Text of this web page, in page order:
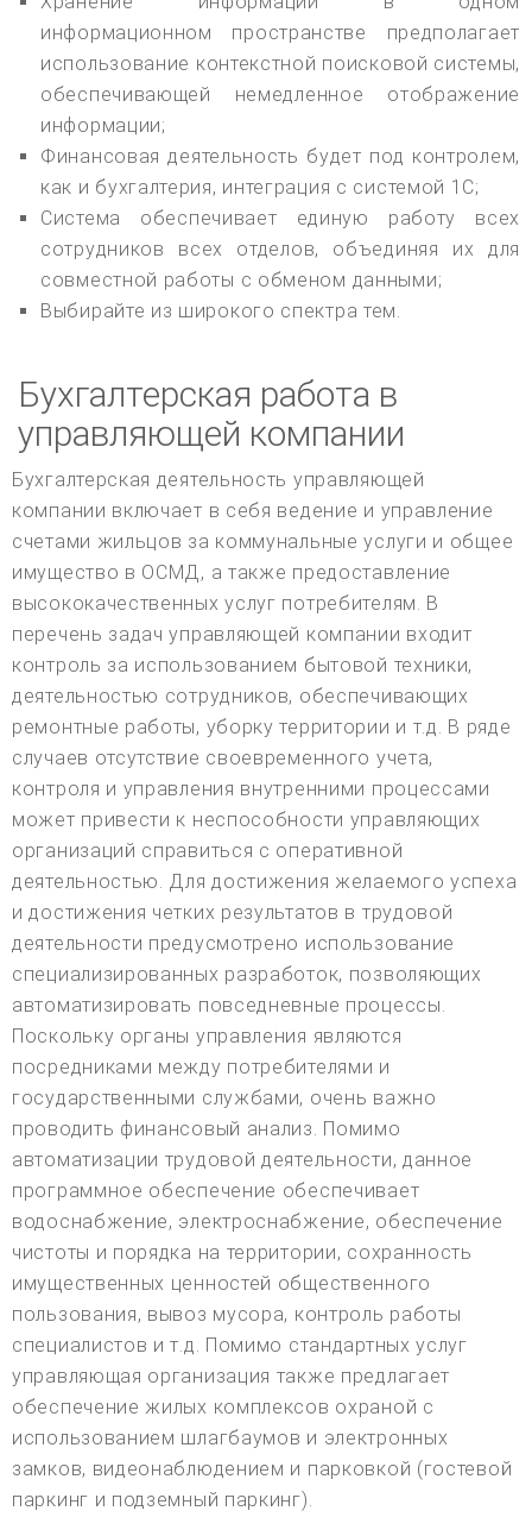
информационном пространстве предполагает
использование контекстной поисковой системы,
обеспечивающей немедленное отображение
информации;
Финансовая деятельность будет под контролем,
как и бухгалтерия, интеграция с системой 1С;
Система обеспечивает единую работу всех
сотрудников всех отделов, объединяя их для
совместной работы с обменом данными;
Выбирайте из широкого спектра тем.
Бухгалтерская работа в
управляющей компании
Бухгалтерская деятельность управляющей
компании включает в себя ведение и управление
счетами жильцов за коммунальные услуги и общее
имущество в ОСМД, а также предоставление
высококачественных услуг потребителям. В
перечень задач управляющей компании входит
контроль за использованием бытовой техники,
деятельностью сотрудников, обеспечивающих
ремонтные работы, уборку территории и т.д. В ряде
случаев отсутствие своевременного учета,
контроля и управления внутренними процессами
может привести к неспособности управляющих
организаций справиться с оперативной
деятельностью. Для достижения желаемого успеха
и достижения четких результатов в трудовой
деятельности предусмотрено использование
специализированных разработок, позволяющих
автоматизировать повседневные процессы.
Поскольку органы управления являются
посредниками между потребителями и
государственными службами, очень важно
проводить финансовый анализ. Помимо
автоматизации трудовой деятельности, данное
программное обеспечение обеспечивает
водоснабжение, электроснабжение, обеспечение
чистоты и порядка на территории, сохранность
имущественных ценностей общественного
пользования, вывоз мусора, контроль работы
специалистов и т.д. Помимо стандартных услуг
управляющая организация также предлагает
обеспечение жилых комплексов охраной с
использованием шлагбаумов и электронных
замков, видеонаблюдением и парковкой (гостевой
паркинг и подземный паркинг).